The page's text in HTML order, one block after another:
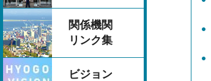
関係機関
リンク集
ビジョン